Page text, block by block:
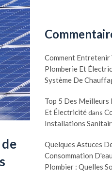
Comment Entretenir
Plomberie Et
Système De
Top 5 Des Meilleurs
Et Électricitédans
Installations
Quelques Astuces
Consommation
Plombier : Quelles